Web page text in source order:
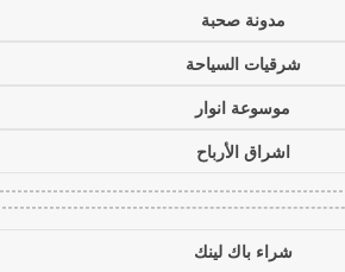
مدونة صحبة
شرقيات السياحة
موسوعة انوار
اشراق الأرباح
شراء باك لينك